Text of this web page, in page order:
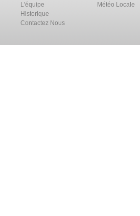
L'équipe
Historique
Contactez Nous
Météo Locale